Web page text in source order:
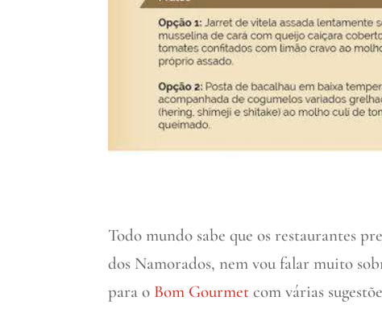
Todo mundo sabe que os restaurantes
dos Namorados, nem vou falar muito
para o Bom Gourmet com várias